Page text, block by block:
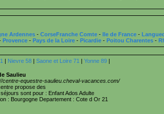
Ardennes - CorseFranche Comte - Ile de France -
Provence- Pays de la Loire- Picardie- Poitou Charentes-
| Nievre 58 | Saone et Loire 71 | Yonne 89 |
Saulieu
centre-equestre-saulieu.cheval-vacances.com/
propose des
sont pour : Enfant Ados Adulte
: Bourgogne Departement : Cote d Or 21